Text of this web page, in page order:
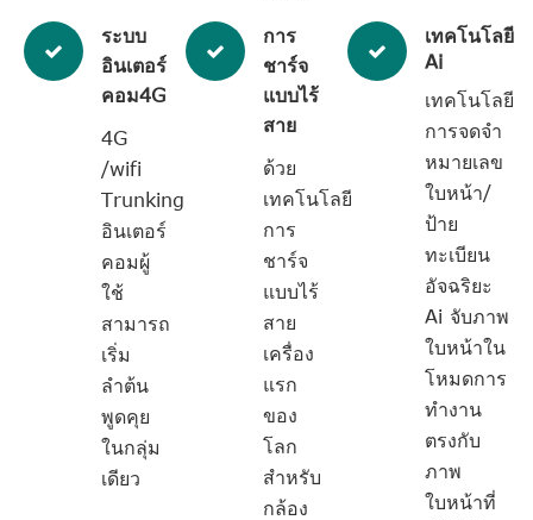
ระบบ
อินเตอร์
คอม4G
4G
/wifi
Trunking
อินเตอร์
คอมผู้
ใช้
สามารถ
เริ่ม
ลำต้น
พูดคุย
ในกลุ่ม
เดียว
การ
ชาร์จ
แบบไร้
สาย
ด้วย
เทคโนโลยี
การ
ชาร์จ
แบบไร้
สาย
เครื่อง
แรก
ของ
โลก
สำหรับ
กล้อง
เทคโนโลยี
Ai
เทคโนโลยี
การจดจำ
หมายเลข
ใบหน้า/
ป้าย
ทะเบียน
อัจฉริยะ
Ai จับภาพ
ใบหน้าใน
โหมดการ
ทำงาน
ตรงกับ
ภาพ
ใบหน้าที่